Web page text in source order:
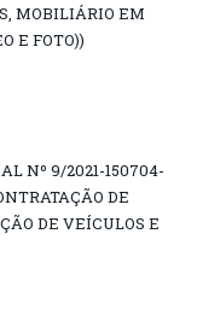
MOBILIÁRIO EM
E FOTO))
Nº 9/2021-150704-
DE
DE VEÍCULOS E